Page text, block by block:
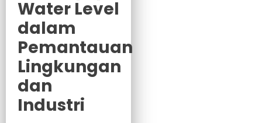
Water Level
dalam
Pemantauan
Lingkungan
dan
Industri